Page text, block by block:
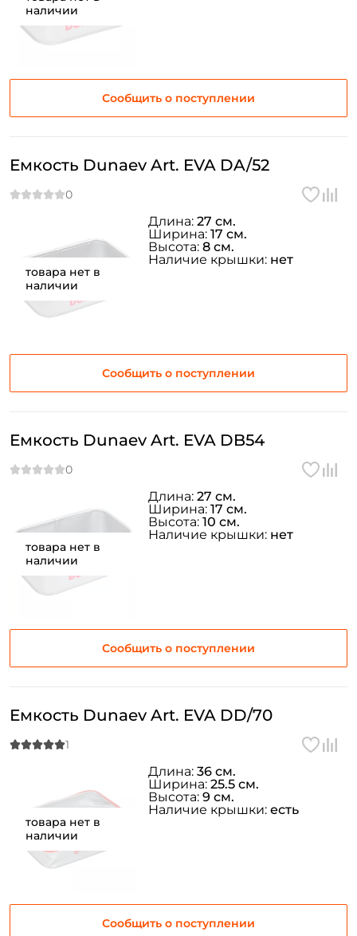
наличии
Сообщить о поступлении
товара нет в
наличии
Емкость Dunaev Art. EVA DA/52
Сообщить о поступлении
Длина: 27 см.
Ширина: 17 см.
Высота: 8 см.
Наличие крышки: нет
товара нет в
наличии
Емкость Dunaev Art. EVA DB54
Сообщить о поступлении
Длина: 27 см.
Ширина: 17 см.
Высота: 10 см.
Наличие крышки: нет
товара нет в
наличии
Емкость Dunaev Art. EVA DD/70
Сообщить о поступлении
Длина: 36 см.
Ширина: 25.5 см.
Высота: 9 см.
Наличие крышки: есть
Создать аккаунт
Номер телефона: *
Повторите пароль: *
Создать аккаунт
У меня уже есть аккаунт